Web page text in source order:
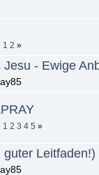
1 2 »
- Ewige
1 2 3 4 5 »
Leitfaden!)